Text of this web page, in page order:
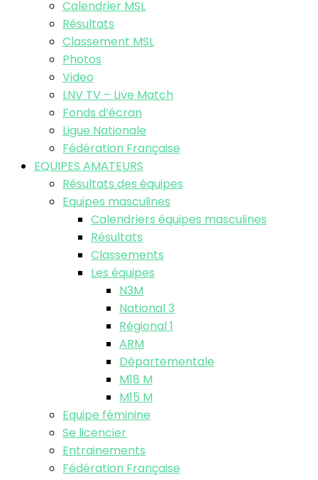
Calendrier MSL
Résultats
Classement MSL
Photos
Video
LNV TV – Live Match
Fonds d’écran
Ligue Nationale
Fédération Française
EQUIPES AMATEURS
Résultats des équipes
Equipes masculines
Calendriers équipes masculines
Résultats
Classements
Les équipes
N3M
National 3
Régional 1
ARM
Départementale
M18 M
M15 M
Equipe féminine
Se licencier
Entrainements
Fédération Française